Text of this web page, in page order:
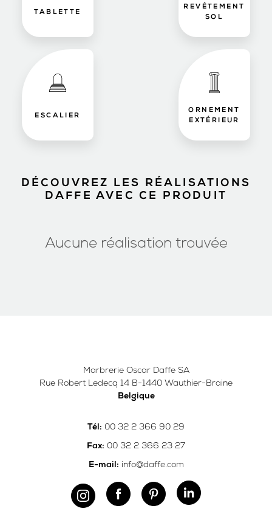
TABLETTE
REVÊTEMENT
SOL
ESCALIER
ORNEMENT
EXTÉRIEUR
DÉCOUVREZ LES RÉALISATIONS
DAFFE AVEC CE PRODUIT
Aucune réalisation trouvée
Marbrerie Oscar Daffe SA
Rue Robert Ledecq 14 B-1440 Wauthier-Braine
Belgique
Tél: 00 32 2 366 90 29
Fax: 00 32 2 366 23 27
E-mail: info@daffe.com